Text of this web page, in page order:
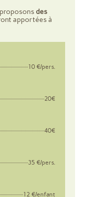
des
apportées à
10 €/pers.
20€
40€
35 €/pers.
12 €/enfant